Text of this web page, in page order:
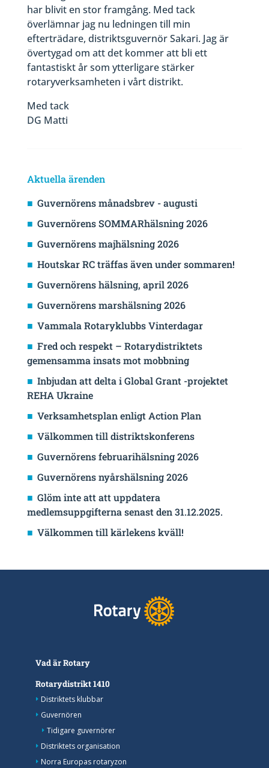
har blivit en stor framgång. Med tack
överlämnar jag nu ledningen till min
efterträdare, distriktsguvernör Sakari. Jag är
övertygad om att det kommer att bli ett
fantastiskt år som ytterligare stärker
rotaryverksamheten i vårt distrikt.
Med tack
DG Matti
Aktuella ärenden
Guvernörens månadsbrev - augusti
Guvernörens SOMMARhälsning 2026
Guvernörens majhälsning 2026
Houtskar RC träffas även under sommaren!
Guvernörens hälsning, april 2026
Guvernörens marshälsning 2026
Vammala Rotaryklubbs Vinterdagar
Fred och respekt – Rotarydistriktets
gemensamma insats mot mobbning
Inbjudan att delta i Global Grant -projektet
REHA Ukraine
Verksamhetsplan enligt Action Plan
Välkommen till distriktskonferens
Guvernörens februarihälsning 2026
Guvernörens nyårshälsning 2026
Glöm inte att att uppdatera
medlemsuppgifterna senast den 31.12.2025.
Välkommen till kärlekens kväll!
Vad är Rotary
Rotarydistrikt 1410
Distriktets klubbar
Guvernören
Tidigare guvernörer
Distriktets organisation
Norra Europas rotaryzon